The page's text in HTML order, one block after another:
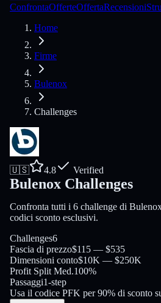
ConfrontaOfferteOffertaRecensioni
Home
Firme
Bulenox
Challenges
🇺🇸 4.8 Verified
Bulenox Challenges
Confronta tutti i 6 challenge di
codici sconto esclusivi.
Challenges6
Fascia di prezzo$115 — $535
Dimensioni conto$10K — $250K
Profit Split Med.100%
Passaggi1-step
Usa il codice PFK per 90% di sconto